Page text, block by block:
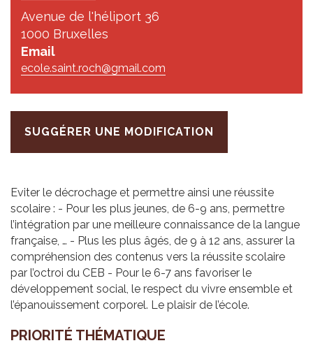
Avenue de l'héliport 36
1000 Bruxelles
Email
ecole.saint.roch@gmail.com
SUGGÉRER UNE MODIFICATION
Eviter le décrochage et permettre ainsi une réussite
scolaire : - Pour les plus jeunes, de 6-9 ans, permettre
l’intégration par une meilleure connaissance de la langue
française, … - Plus les plus âgés, de 9 à 12 ans, assurer la
compréhension des contenus vers la réussite scolaire
par l’octroi du CEB - Pour le 6-7 ans favoriser le
développement social, le respect du vivre ensemble et
l’épanouissement corporel. Le plaisir de l’école.
PRIO­RITÉ THÉ­MA­TIQUE